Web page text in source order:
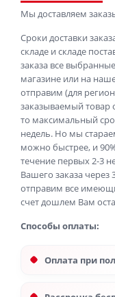
Мы доставляем
Сроки доставки
складе и складе
заказа все
магазине или на
отправим (для
заказываемый товар
то максимальный
недель. Но мы
можно быстрее, и
течение первых 2-3
Вашего заказа через
отправим все
счет дошлем Вам
Способы оплаты:
Оплата при